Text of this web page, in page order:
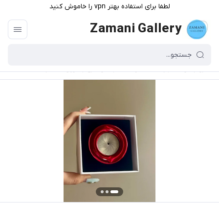
لطفا برای استفاده بهتر vpn را خاموش کنید
Zamani Gallery